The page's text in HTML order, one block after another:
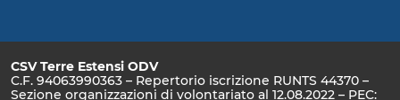
CSV Terre Estensi ODV
C.F. 94063990363 – Repertorio iscrizione RUNTS 44370 –
Sezione organizzazioni di volontariato al 12.08.2022 – PEC: